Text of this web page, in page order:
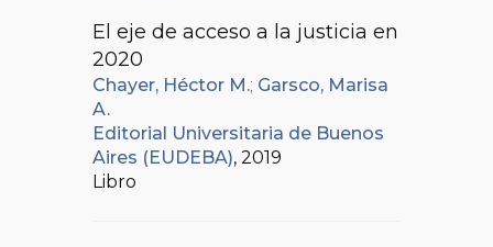
El eje de acceso a la justicia en
2020
Chayer, Héctor M.; Garsco, Marisa
A.
Editorial Universitaria de Buenos
Aires (EUDEBA), 2019
Libro